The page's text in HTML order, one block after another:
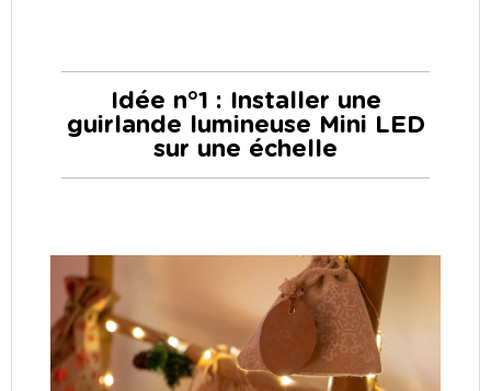
Idée n°1 : Installer une
guirlande lumineuse Mini LED
sur une échelle